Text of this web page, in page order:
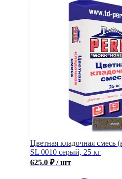
Цветная кладочная смесь
SL 0010 серый, 25 кг
625.0 ₽ / шт